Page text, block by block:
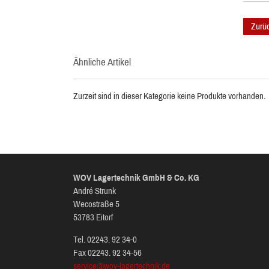
Ähnliche Artikel
Zurzeit sind in dieser Kategorie keine Produkte vorhanden.
WOV Lagertechnik GmbH & Co. KG
André Strunk
Wecostraße 5
53783 Eitorf
Tel. 02243. 92 34-0
Fax 02243. 92 34-56
service@wov-lagertechnik.de